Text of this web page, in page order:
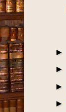
►
►
►
►